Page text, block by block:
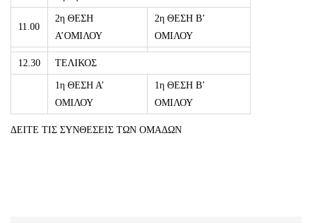
11.00
2η ΘΕΣΗ
Α’ΟΜΙΛΟΥ
2η ΘΕΣΗ Β’
ΟΜΙΛΟΥ
12.30 ΤΕΛΙΚΟΣ
1η ΘΕΣΗ Α’
ΟΜΙΛΟΥ
1η ΘΕΣΗ Β’
ΟΜΙΛΟΥ
ΔΕΙΤΕ ΤΙΣ ΣΥΝΘΕΣΕΙΣ ΤΩΝ ΟΜΑΔΩΝ